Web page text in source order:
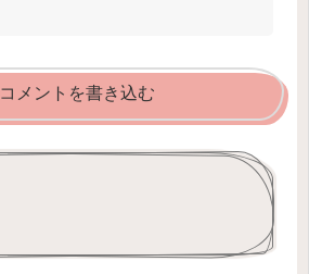
コメントを書き込む